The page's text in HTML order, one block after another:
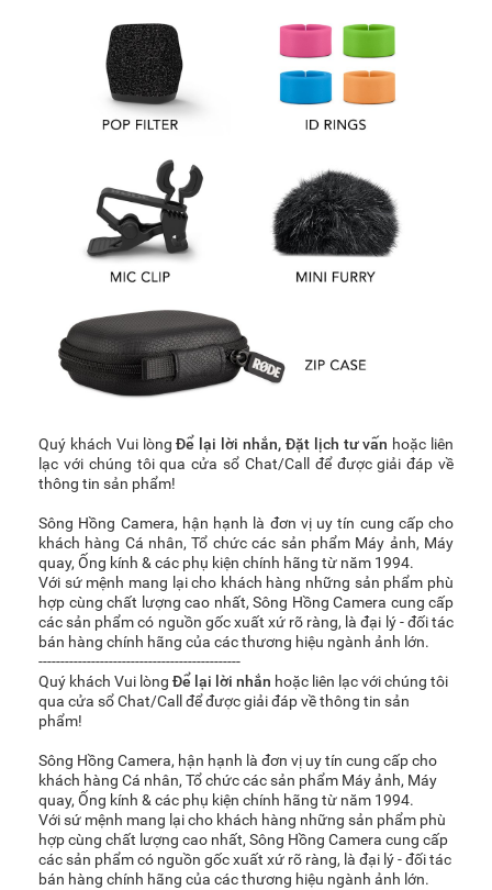
Quý khách Vui lòng Để lại lời nhắn, Đặt lịch tư vấn hoặc liên
lạc với chúng tôi qua cửa sổ Chat/Call để được giải đáp về
thông tin sản phẩm!
Sông Hồng Camera, hận hạnh là đơn vị uy tín cung cấp cho
khách hàng Cá nhân, Tổ chức các sản phẩm Máy ảnh, Máy
quay, Ống kính & các phụ kiện chính hãng từ năm 1994.
Với sứ mệnh mang lại cho khách hàng những sản phẩm phù
hợp cùng chất lượng cao nhất, Sông Hồng Camera cung cấp
các sản phẩm có nguồn gốc xuất xứ rõ ràng, là đại lý - đối tác
bán hàng chính hãng của các thương hiệu ngành ảnh lớn.
----------------------------------------------
Quý khách Vui lòng Để lại lời nhắn hoặc liên lạc với chúng tôi
qua cửa sổ Chat/Call để được giải đáp về thông tin sản
phẩm!
Sông Hồng Camera, hận hạnh là đơn vị uy tín cung cấp cho
khách hàng Cá nhân, Tổ chức các sản phẩm Máy ảnh, Máy
quay, Ống kính & các phụ kiện chính hãng từ năm 1994.
Với sứ mệnh mang lại cho khách hàng những sản phẩm phù
hợp cùng chất lượng cao nhất, Sông Hồng Camera cung cấp
các sản phẩm có nguồn gốc xuất xứ rõ ràng, là đại lý - đối tác
bán hàng chính hãng của các thương hiệu ngành ảnh lớn.